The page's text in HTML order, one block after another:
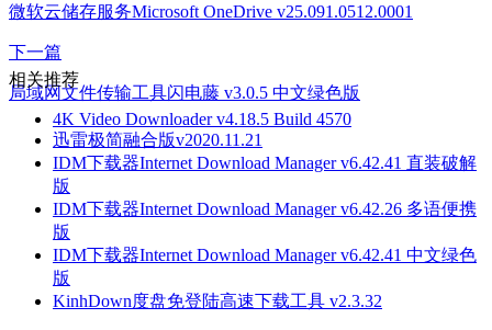
微软云储存服务Microsoft OneDrive v25.091.0512.0001
下一篇
局域网文件传输工具闪电藤 v3.0.5 中文绿色版
相关推荐
4K Video Downloader v4.18.5 Build 4570
迅雷极简融合版v2020.11.21
IDM下载器Internet Download Manager v6.42.41 直装破解
版
IDM下载器Internet Download Manager v6.42.26 多语便携
版
IDM下载器Internet Download Manager v6.42.41 中文绿色
版
KinhDown度盘免登陆高速下载工具 v2.3.32